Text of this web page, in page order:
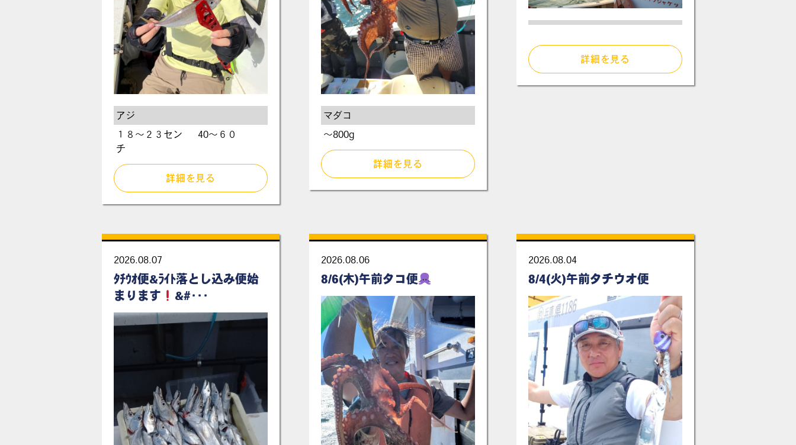
アジ
１８〜２３セン
チ
40〜６０
詳細を見る
マダコ
～800g
詳細を見る
詳細を見る
2026.08.07
ﾀﾁｳｵ便&ﾗｲﾄ落とし込み便始
まります
&#･･･
2026.08.06
8/6(木)午前タコ便
2026.08.04
8/4(火)午前タチウオ便